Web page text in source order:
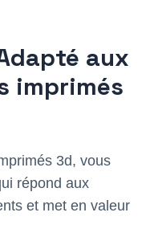
aux
imprimés
3d, vous
répond aux
et met en valeur